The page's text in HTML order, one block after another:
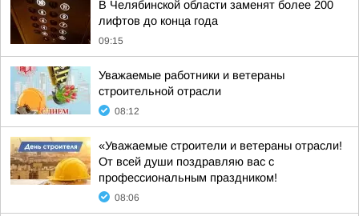
В Челябинской области заменят более 200
лифтов до конца года
09:15
Уважаемые работники и ветераны
строительной отрасли
08:12
«Уважаемые строители и ветераны отрасли!
От всей души поздравляю вас с
профессиональным праздником!
08:06